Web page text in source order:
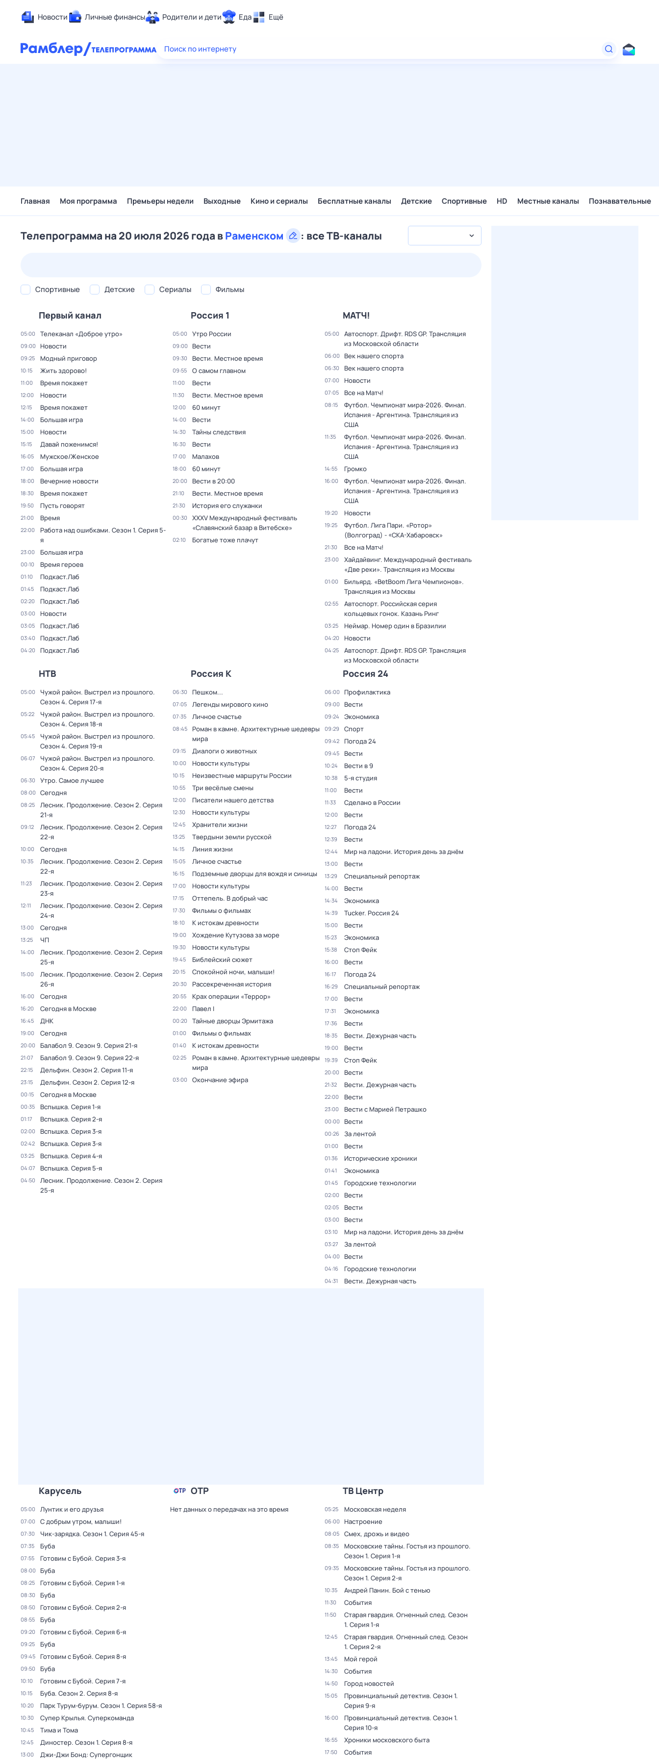
Новости Личные финансы Родители и дети Еда Ещё
Здоровье
Поиск по интернету
Главная Моя программа Премьеры недели Выходные Кино и сериалы Бесплатные каналы Детские Спортивные HD Местные каналы Познавательные
Телепрограмма на 20 июля 2026 года вРаменском : все ТВ-каналы
Спортивные Детские Сериалы Фильмы
Первый канал
05:00 Телеканал «Доброе утро»
09:00 Новости
09:25 Модный приговор
10:15 Жить здорово!
11:00 Время покажет
12:00 Новости
12:15 Время покажет
14:00 Большая игра
15:00 Новости
15:15 Давай поженимся!
16:05 Мужское/Женское
17:00 Большая игра
18:00 Вечерние новости
18:30 Время покажет
19:50 Пусть говорят
21:00 Время
22:00 Работа над ошибками. Сезон 1. Серия 5-
я
23:00 Большая игра
00:10 Время героев
01:10 Подкаст.Лаб
01:45 Подкаст.Лаб
02:20 Подкаст.Лаб
03:00 Новости
03:05 Подкаст.Лаб
03:40 Подкаст.Лаб
04:20 Подкаст.Лаб
Россия 1
05:00 Утро России
09:00 Вести
09:30 Вести. Местное время
09:55 О самом главном
11:00 Вести
11:30 Вести. Местное время
12:00 60 минут
14:00 Вести
14:30 Тайны следствия
16:30 Вести
17:00 Малахов
18:00 60 минут
20:00 Вести в 20:00
21:10 Вести. Местное время
21:30 История его служанки
00:30
XXXV Международный фестиваль
«Славянский базар в Витебске»
02:10 Богатые тоже плачут
МАТЧ!
05:00
Автоспорт. Дрифт. RDS GP. Трансляция
из Московской области
06:00 Век нашего спорта
06:30 Век нашего спорта
07:00 Новости
07:05 Все на Матч!
08:15
Футбол. Чемпионат мира-2026. Финал.
Испания - Аргентина. Трансляция из
США
11:35
Футбол. Чемпионат мира-2026. Финал.
Испания - Аргентина. Трансляция из
США
14:55 Громко
16:00
Футбол. Чемпионат мира-2026. Финал.
Испания - Аргентина. Трансляция из
США
19:20 Новости
19:25
Футбол. Лига Пари. «Ротор»
(Волгоград) - «СКА-Хабаровск»
21:30 Все на Матч!
23:00
Хайдайвинг. Международный фестиваль
«Две реки». Трансляция из Москвы
01:00
Бильярд. «BetBoom Лига Чемпионов».
Трансляция из Москвы
02:55
Автоспорт. Российская серия
кольцевых гонок. Казань Ринг
03:25 Неймар. Номер один в Бразилии
04:20 Новости
04:25
Автоспорт. Дрифт. RDS GP. Трансляция
из Московской области
НТВ
05:00 Чужой район. Выстрел из прошлого.
Сезон 4. Серия 17-я
05:22 Чужой район. Выстрел из прошлого.
Сезон 4. Серия 18-я
05:45 Чужой район. Выстрел из прошлого.
Сезон 4. Серия 19-я
06:07 Чужой район. Выстрел из прошлого.
Сезон 4. Серия 20-я
06:30 Утро. Самое лучшее
08:00 Сегодня
08:25 Лесник. Продолжение. Сезон 2. Серия
21-я
09:12 Лесник. Продолжение. Сезон 2. Серия
22-я
10:00 Сегодня
10:35 Лесник. Продолжение. Сезон 2. Серия
22-я
11:23 Лесник. Продолжение. Сезон 2. Серия
23-я
12:11 Лесник. Продолжение. Сезон 2. Серия
24-я
13:00 Сегодня
13:25 ЧП
14:00 Лесник. Продолжение. Сезон 2. Серия
25-я
15:00 Лесник. Продолжение. Сезон 2. Серия
26-я
16:00 Сегодня
16:20 Сегодня в Москве
16:45 ДНК
19:00 Сегодня
20:00 Балабол 9. Сезон 9. Серия 21-я
21:07 Балабол 9. Сезон 9. Серия 22-я
22:15 Дельфин. Сезон 2. Серия 11-я
23:15 Дельфин. Сезон 2. Серия 12-я
00:15 Сегодня в Москве
00:35 Вспышка. Серия 1-я
01:17 Вспышка. Серия 2-я
02:00 Вспышка. Серия 3-я
02:42 Вспышка. Серия 3-я
03:25 Вспышка. Серия 4-я
04:07 Вспышка. Серия 5-я
04:50 Лесник. Продолжение. Сезон 2. Серия
25-я
Россия К
06:30 Пешком...
07:05 Легенды мирового кино
07:35 Личное счастье
08:45
Роман в камне. Архитектурные шедевры
мира
09:15 Диалоги о животных
10:00 Новости культуры
10:15 Неизвестные маршруты России
10:55 Три весёлые смены
12:00 Писатели нашего детства
12:30 Новости культуры
12:45 Хранители жизни
13:25 Твердыни земли русской
14:15 Линия жизни
15:05 Личное счастье
16:15 Подземные дворцы для вождя и синицы
17:00 Новости культуры
17:15 Оттепель. В добрый час
17:30 Фильмы о фильмах
18:10 К истокам древности
19:00 Хождение Кутузова за море
19:30 Новости культуры
19:45 Библейский сюжет
20:15 Спокойной ночи, малыши!
20:30 Рассекреченная история
20:55 Крах операции «Террор»
22:00 Павел I
00:20 Тайные дворцы Эрмитажа
01:00 Фильмы о фильмах
01:40 К истокам древности
02:25
Роман в камне. Архитектурные шедевры
мира
03:00 Окончание эфира
Россия 24
06:00 Профилактика
09:00 Вести
09:24 Экономика
09:29 Спорт
09:42 Погода 24
09:45 Вести
10:24 Вести в 9
10:38 5-я студия
11:00 Вести
11:33 Сделано в России
12:00 Вести
12:27 Погода 24
12:39 Вести
12:44 Мир на ладони. История день за днём
13:00 Вести
13:29 Специальный репортаж
14:00 Вести
14:34 Экономика
14:39 Tucker. Россия 24
15:00 Вести
15:23 Экономика
15:38 Стоп Фейк
16:00 Вести
16:17 Погода 24
16:29 Специальный репортаж
17:00 Вести
17:31 Экономика
17:36 Вести
18:35 Вести. Дежурная часть
19:00 Вести
19:39 Стоп Фейк
20:00 Вести
21:32 Вести. Дежурная часть
22:00 Вести
23:00 Вести с Марией Петрашко
00:00 Вести
00:26 За лентой
01:00 Вести
01:36 Исторические хроники
01:41 Экономика
01:45 Городские технологии
02:00 Вести
02:05 Вести
03:00 Вести
03:10 Мир на ладони. История день за днём
03:27 За лентой
04:00 Вести
04:16 Городские технологии
04:31 Вести. Дежурная часть
Карусель
05:00 Лунтик и его друзья
07:00 С добрым утром, малыши!
07:30 Чик-зарядка. Сезон 1. Серия 45-я
07:35 Буба
07:55 Готовим с Бубой. Серия 3-я
08:00 Буба
08:25 Готовим с Бубой. Серия 1-я
08:30 Буба
08:50 Готовим с Бубой. Серия 2-я
08:55 Буба
09:20 Готовим с Бубой. Серия 6-я
09:25 Буба
09:45 Готовим с Бубой. Серия 8-я
09:50 Буба
10:10 Готовим с Бубой. Серия 7-я
10:15 Буба. Сезон 2. Серия 8-я
10:20 Парк Турум-бурум. Сезон 1. Серия 58-я
10:30 Супер Крылья. Суперкоманда
10:45 Тима и Тома
12:45 Диностер. Сезон 1. Серия 8-я
13:00 Джи-Джи Бонд: Супергонщик
ОТР
Нет данных о передачах на это время
ТВ Центр
05:25 Московская неделя
06:00 Настроение
08:05 Смех, дрожь и видео
08:35 Московские тайны. Гостья из прошлого.
Сезон 1. Серия 1-я
09:35 Московские тайны. Гостья из прошлого.
Сезон 1. Серия 2-я
10:35 Андрей Панин. Бой с тенью
11:30 События
11:50 Старая гвардия. Огненный след. Сезон
1. Серия 1-я
12:45 Старая гвардия. Огненный след. Сезон
1. Серия 2-я
13:45 Мой герой
14:30 События
14:50 Город новостей
15:05 Провинциальный детектив. Сезон 1.
Серия 9-я
16:00 Провинциальный детектив. Сезон 1.
Серия 10-я
16:55 Хроники московского быта
17:50 События